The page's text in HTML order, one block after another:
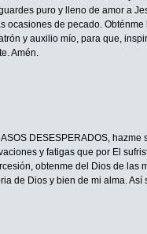
puro y lleno de amor a
de pecado.
y auxilio mío, para que,
Amén.
DESESPERADOS,
y fatigas que por El
obtenme del Dios de las
de Dios y bien de mi alma. Así